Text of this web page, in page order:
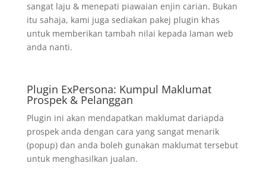
sangat laju & menepati piawaian enjin carian. Bukan
itu sahaja, kami juga sediakan pakej plugin khas
untuk memberikan tambah nilai kepada laman web
anda nanti.
Plugin ExPersona: Kumpul Maklumat
Prospek & Pelanggan
Plugin ini akan mendapatkan maklumat dariapda
prospek anda dengan cara yang sangat menarik
(popup) dan anda boleh gunakan maklumat tersebut
untuk menghasilkan jualan.